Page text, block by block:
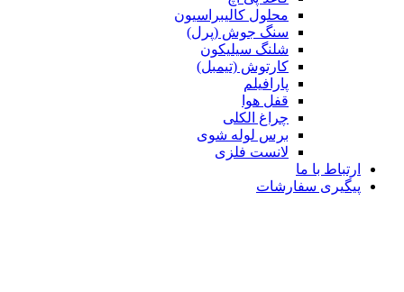
محلول کالیبراسیون
سنگ جوش (پرل)
شلنگ سیلیکون
کارتوش (تیمبل)
پارافیلم
قفل هوا
چراغ الکلی
برس لوله شوی
لانست فلزی
ارتباط با ما
پیگیری سفارشات